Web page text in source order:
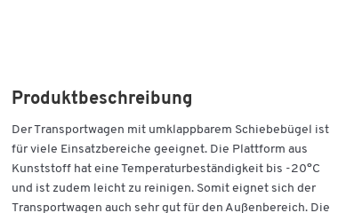
Produktbeschreibung
Der Transportwagen mit umklappbarem Schiebebügel ist
für viele Einsatzbereiche geeignet. Die Plattform aus
Kunststoff hat eine Temperaturbeständigkeit bis -20°C
und ist zudem leicht zu reinigen. Somit eignet sich der
Transportwagen auch sehr gut für den Außenbereich. Die